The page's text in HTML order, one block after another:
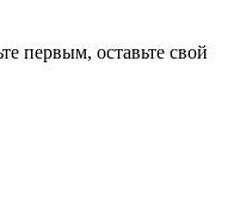
первым, оставьте свой